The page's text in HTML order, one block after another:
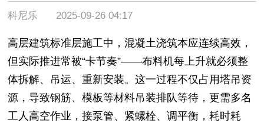
科尼乐 2025-09-26 04:17
高层建筑标准层施工中，混凝土浇筑本应连续高效，
但实际推进常被“卡节奏”——布料机每上升就必须整
体拆解、吊运、重新安装。这一过程不仅占用塔吊资
源，导致钢筋、模板等材料吊装排队等待，更需多名
工人高空作业，接泵管、紧螺栓、调平衡，耗时耗